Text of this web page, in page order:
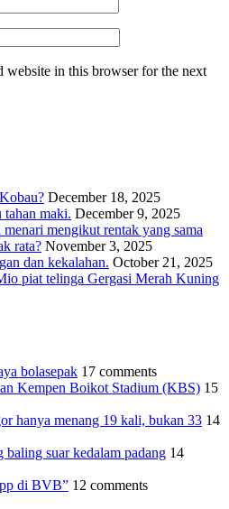
website in this browser for the next
December 18, 2025
tahan maki. December 9, 2025
mengikut rentak yang sama
rata? November 3, 2025
dan kekalahan. October 21, 2025
piat telinga Gergasi Merah Kuning
bolasepak 17 comments
Kempen Boikot Stadium (KBS) 15
hanya menang 19 kali, bukan 33 14
baling suar kedalam padang 14
di BVB” 12 comments